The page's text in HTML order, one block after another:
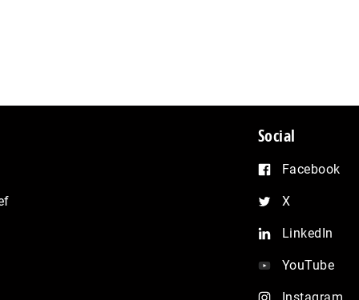
Social
Facebook
X
LinkedIn
YouTube